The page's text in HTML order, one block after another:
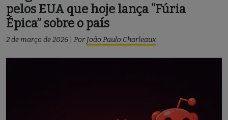
pelos EUA que hoje lança “Fúria
Épica” sobre o país
2 de março de 2026 Por João Paulo Charleaux